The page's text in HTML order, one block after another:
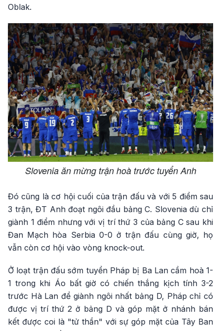
Oblak.
Slovenia ăn mừng trận hoà trước tuyển Anh
Đó cũng là cơ hội cuối của trận đấu và với 5 điểm sau
3 trận, ĐT Anh đoạt ngôi đầu bảng C. Slovenia dù chỉ
giành 1 điểm nhưng với vị trí thứ 3 của bảng C sau khi
Đan Mạch hòa Serbia 0-0 ở trận đấu cùng giờ, họ
vẫn còn cơ hội vào vòng knock-out.
Ở loạt trận đấu sớm tuyển Pháp bị Ba Lan cầm hoà 1-
1 trong khi Áo bất giờ có chiến thắng kịch tính 3-2
trước Hà Lan để giành ngôi nhất bảng D, Pháp chỉ có
được vị trí thứ 2 ở bảng D và góp mặt ở nhánh bán
kết được coi là "tử thần" với sự góp mặt của Tây Ban